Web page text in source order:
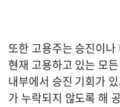
또한 고용주는 승진이
현재 고용하고 있는 모
내부에서 승진 기회가
가 누락되지 않도록 해